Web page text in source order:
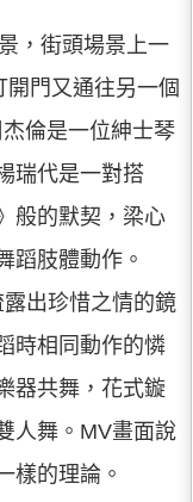
，街頭場景上一
開門又通往另一個
倫是一位紳士琴
瑞代是一對搭
般的默契，梁心
蹈肢體動作。
出珍惜之情的鏡
時相同動作的憐
器共舞，花式鏇
人舞。MV畫面說
樣的理論。